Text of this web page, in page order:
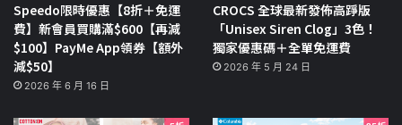
Speedo限時優惠【8折＋免運
費】新會員買購滿$600【再減
$100】PayMe App領券【額外
減$50】
2026 年 6 月 16 日
CROCS 全球最新發佈高踭版
「Unisex Siren Clog」3色！
獨家優惠碼＋全單免運費
2026 年 5 月 24 日